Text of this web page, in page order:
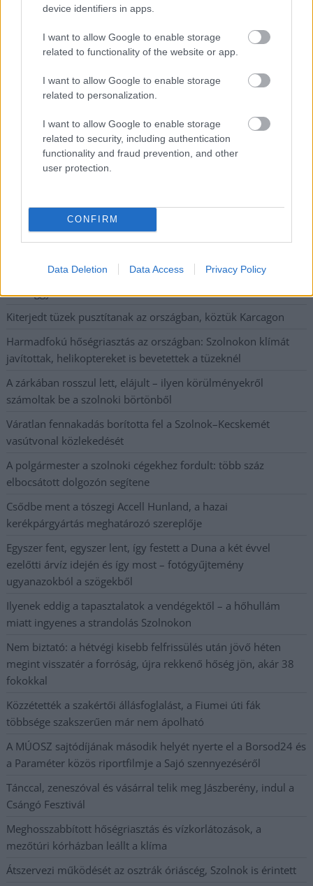
device identifiers in apps.
I want to allow Google to enable storage
related to functionality of the website or app.
I want to allow Google to enable storage
related to personalization.
I want to allow Google to enable storage
related to security, including authentication
functionality and fraud prevention, and other
user protection.
CONFIRM
Data Deletion Data Access Privacy Policy
A SZOL24 legfrissebb 24 cikke
A Tisza kormány minisztere újabb nagy változásokról döntött
munkáltatói jogaikat
kapott, más fideszesek még kevesebbet vittek haza
A Szolnok megyei gazdák nagyon nem akarták a JÉGER
további üzemeltetését
állapotban levő buszmegálló mutatja, hogy Szolnok mennyire
Napokon belül megválasztja az új köztársasági elnököt az
Országgyűlés
Kiterjedt tüzek pusztítanak az országban, köztük Karcagon
Harmadfokú hőségriasztás az országban: Szolnokon klímát
javítottak, helikoptereket is bevetettek a tüzeknél
A zárkában rosszul lett, elájult – ilyen körülményekről
számoltak be a szolnoki börtönből
Váratlan fennakadás borította fel a Szolnok–Kecskemét
vasútvonal közlekedését
A polgármester a szolnoki cégekhez fordult: több száz
elbocsátott dolgozón segítene
Csődbe ment a tószegi Accell Hunland, a hazai
kerékpárgyártás meghatározó szereplője
Egyszer fent, egyszer lent, így festett a Duna a két évvel
ezelőtti árvíz idején és így most – fotógyűjtemény
ugyanazokból a szögekből
Ilyenek eddig a tapasztalatok a vendégektől – a hőhullám
miatt ingyenes a strandolás Szolnokon
Nem biztató: a hétvégi kisebb felfrissülés után jövő héten
megint visszatér a forróság, újra rekkenő hőség jön, akár 38
fokokkal
Közzétették a szakértői állásfoglalást, a Fiumei úti fák
többsége szakszerűen már nem ápolható
A MÚOSZ sajtódíjának második helyét nyerte el a Borsod24 és
a Paraméter közös riportfilmje a Sajó szennyezéséről
Tánccal, zeneszóval és vásárral telik meg Jászberény, indul a
Csángó Fesztivál
Meghosszabbított hőségriasztás és vízkorlátozások, a
mezőtúri kórházban leállt a klíma
Átszervezi működését az osztrák óriáscég, Szolnok is érintett